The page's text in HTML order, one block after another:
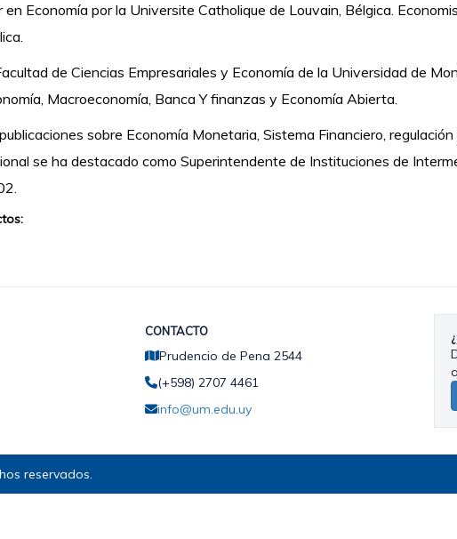
en Economía por la Universite Catholique de Louvain, Bélgica.
de Ciencias Empresariales y Economía de la Universidad de
Macroeconomía, Banca Y finanzas y Economía Abierta.
sobre Economía Monetaria, Sistema Financiero,
se ha destacado como Superintendente de Instituciones de
CONTACTO
Prudencio de Pena 2544
(+598) 2707 4461
info@um.edu.uy
reservados.